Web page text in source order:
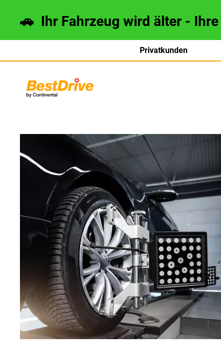
🚗 Ihr Fahrzeug wird älter -
Privatkunden
français